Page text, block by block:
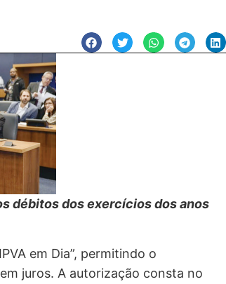
débitos dos exercícios dos anos
em Dia”, permitindo o
juros. A autorização consta no